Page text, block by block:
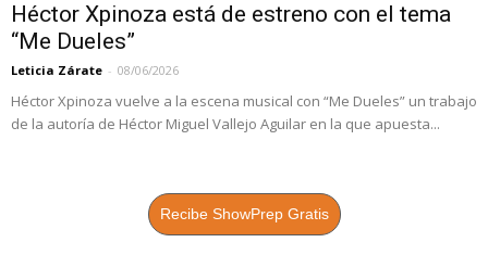
Héctor Xpinoza está de estreno con el tema
“Me Dueles”
Leticia Zárate - 08/06/2026
Héctor Xpinoza vuelve a la escena musical con “Me Dueles” un trabajo
de la autoría de Héctor Miguel Vallejo Aguilar en la que apuesta...
Recibe ShowPrep Gratis